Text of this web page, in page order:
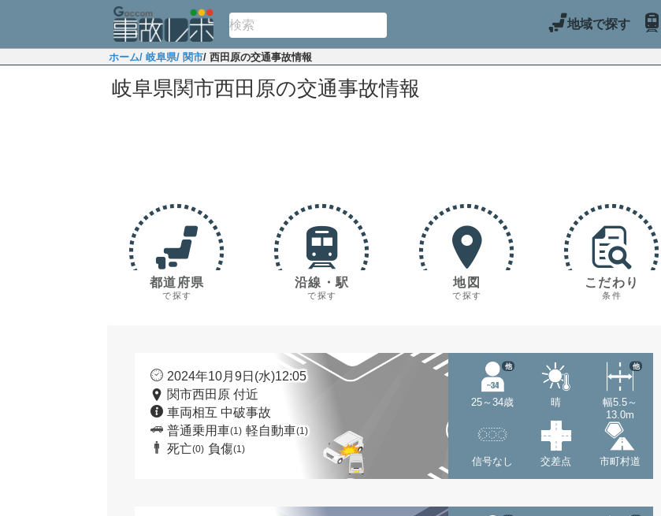
地域で探す
ホーム/ 岐阜県/ 関市/ 西田原の交通事故情報
岐阜県関市西田原の交通事故情報
都道府県
で探す
沿線・駅
で探す
地図
で探す
こだわり
条件
2024年10月9日(水)12:05
関市西田原 付近
車両相互 中破事故
普通乗用車(1) 軽自動車(1)
死亡(0) 負傷(1)
25～34歳
他
晴
幅5.5～
13.0m
他
信号なし 交差点 市町村道